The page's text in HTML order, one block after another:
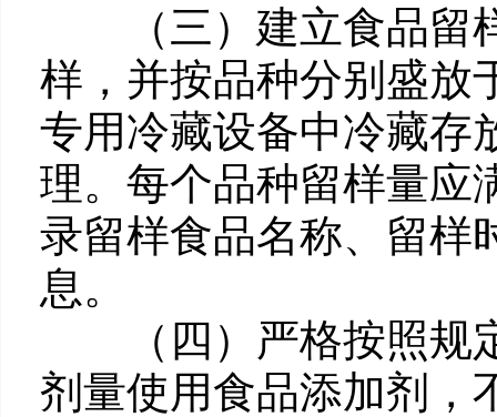
（三）建立食品留样
样，并按品种分别盛放
专用冷藏设备中冷藏存
理。每个品种留样量应
录留样食品名称、留样
息。
（四）严格按照规定
剂量使用食品添加剂，